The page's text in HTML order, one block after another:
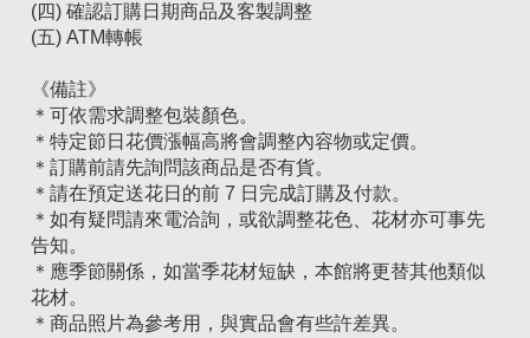
(四) 確認訂購日期商品及客製調整
(五) ATM轉帳
《備註》
＊可依需求調整包裝顏色。
＊特定節日花價漲幅高將會調整內容物或定價。
＊訂購前請先詢問該商品是否有貨。
＊請在預定送花日的前 7 日完成訂購及付款。
＊如有疑問請來電洽詢，或欲調整花色、花材亦可事先
告知。
＊應季節關係，如當季花材短缺，本館將更替其他類似
花材。
＊商品照片為參考用，與實品會有些許差異。